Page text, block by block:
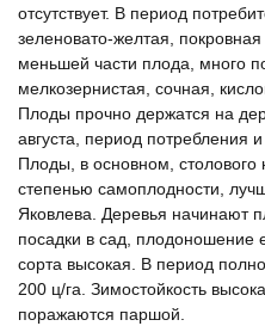
отсутствует. В период
зеленовато-желтая,
меньшей части плода, много
мелкозернистая, сочная,
Плоды прочно держатся на
августа, период потребления
Плоды, в основном, столового
степенью самоплодности,
Яковлева. Деревья начинают
посадки в сад, плодоношение
сорта высокая. В период
200 ц/га. Зимостойкость
поражаются паршой.